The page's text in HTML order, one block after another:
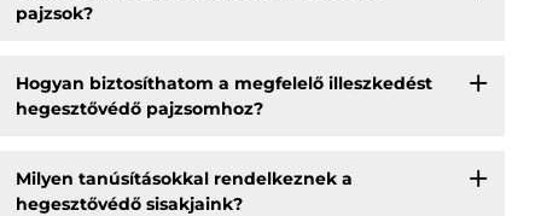
pajzsok?
Hogyan biztosíthatom a megfelelő illeszkedést
hegesztővédő pajzsomhoz?
Milyen tanúsításokkal rendelkeznek a
hegesztővédő sisakjaink?